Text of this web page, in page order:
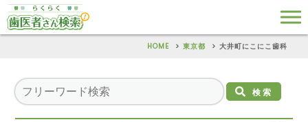
HOME 東京都 大井町にこにこ歯科
検索